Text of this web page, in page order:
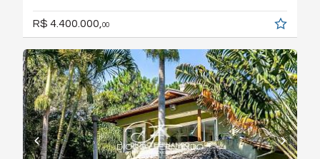
R$ 4.400.000, 00